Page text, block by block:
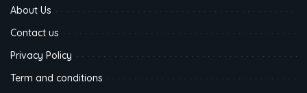
About Us
Contact us
Privacy Policy
Term and conditions